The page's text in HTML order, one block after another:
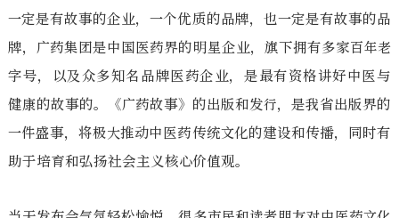
一定是有故事的企业，一个优质的品牌，也一定是有故事的品
牌，广药集团是中国医药界的明星企业，旗下拥有多家百年老
字号，以及众多知名品牌医药企业，是最有资格讲好中医与
健康的故事的。《广药故事》的出版和发行，是我省出版界的
一件盛事，将极大推动中医药传统文化的建设和传播，同时有
助于培育和弘扬社会主义核心价值观。